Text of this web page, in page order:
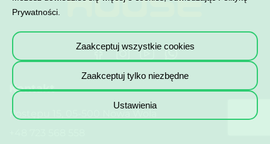
Kontakt
Postępu 15, 05-500 Nowa Wola
Prywatności
Zaakceptuj wszystkie cookies
Zaakceptuj tylko niezbędne
Ustawienia